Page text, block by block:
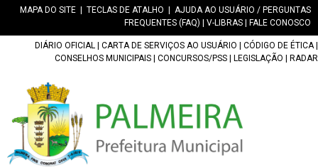
MAPA DO SITE TECLAS DE ATALHO
AJUDA AO USUÁRIO / PERGUNTAS
FREQUENTES (FAQ)
V-LIBRAS FALE CONOSCO
DIÁRIO OFICIAL CARTA DE SERVIÇOS AO USUÁRIO CÓDIGO DE ÉTICA|
CONSELHOS MUNICIPAIS
CONCURSOS/PSS LEGISLAÇÃO RADAR